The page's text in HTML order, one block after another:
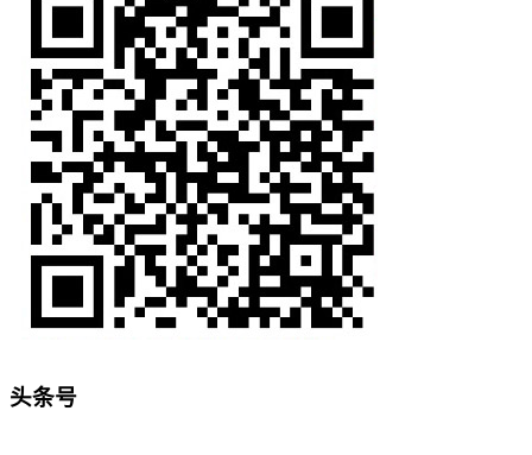
头条号